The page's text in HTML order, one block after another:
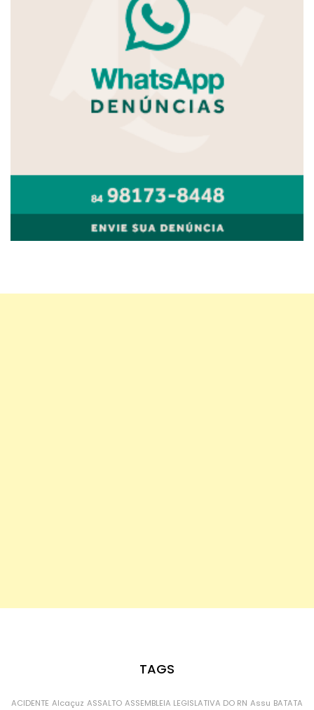
TAGS
ACIDENTE Alcaçuz ASSALTO ASSEMBLEIA LEGISLATIVA DO RN Assu BATATA